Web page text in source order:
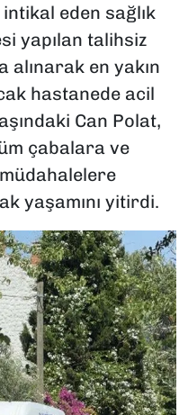
eden sağlık
yapılan talihsiz
alınarak en yakın
hastanede acil
Can Polat,
çabalara ve
yaşamını yitirdi.